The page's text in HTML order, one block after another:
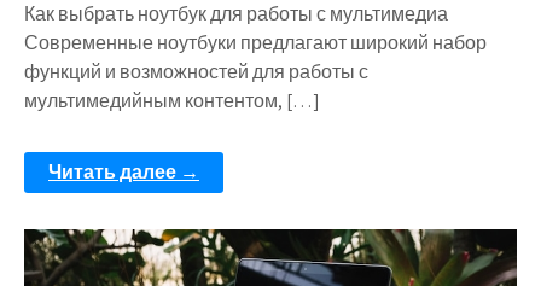
Как выбрать ноутбук для работы с мультимедиа
Современные ноутбуки предлагают широкий набор
функций и возможностей для работы с
мультимедийным контентом, […]
Читать далее →